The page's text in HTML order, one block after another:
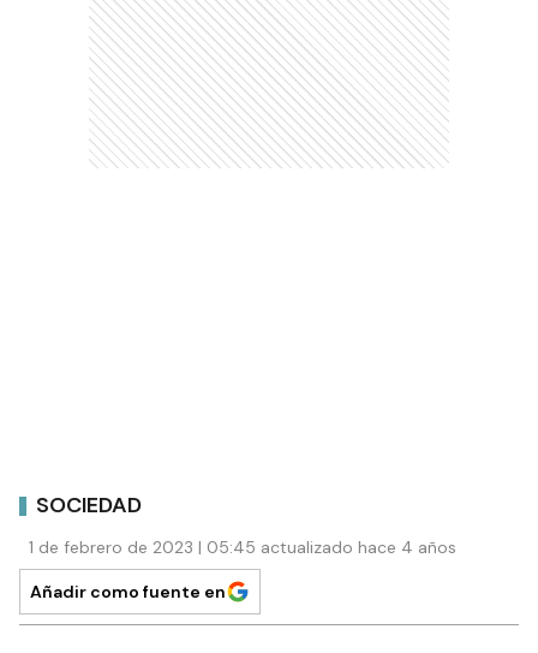
SOCIEDAD
1 de febrero de 2023 | 05:45 actualizado hace 4 años
Añadir como fuente en